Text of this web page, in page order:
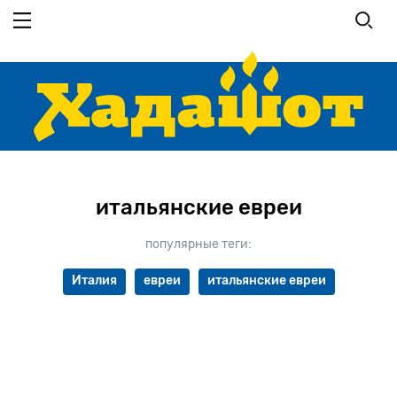
основному
итальянские евреи
популярные теги:
Италия евреи итальянские евреи